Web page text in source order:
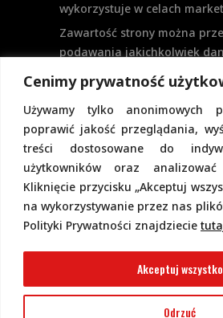
Cenimy prywatność
Używamy tylko anonimowych
poprawić jakość przeglądania,
treści dostosowane do
użytkowników oraz
Kliknięcie przycisku „Akceptuj
na wykorzystywanie przez nas
Polityki Prywatności znajdziecie
Odrzuć
Akceptuj wszystko
wykorzystuje w celach
Zawartość strony można
podawania jakichkolwiek
logowanie. Aktualnie na
przewiduje się formularzy
ani systemu komentarzy, co
z udostępnianiem i
danych osobowych.
Pełną politykę prywatności
pod tym linkiem.
Polityka Cookies
2022 Copyright @ Piotr Górecki